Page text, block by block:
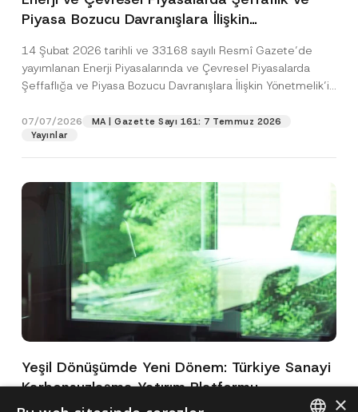
Piyasa Bozucu Davranışlara İlişkin
14 Şubat 2026 tarihli ve 33168 sayılı Resmî Gazete’de
yayımlanan Enerji Piyasalarında ve Çevresel Piyasalarda
Şeffaflığa ve Piyasa Bozucu Davranışlara İlişkin Yönetmelik’in
07/07/2026
MA | Gazette Sayı 161: 7 Temmuz 2026
Yayınlar
Yeşil Dönüşümde Yeni Dönem: Türkiye Sanayi
Karbonsuzlaşma Yatırım Platformu
Oluşturuldu
×